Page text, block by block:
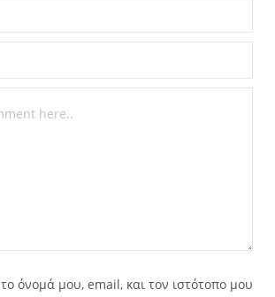
όνομά μου, email, και τον ιστότοπο μου